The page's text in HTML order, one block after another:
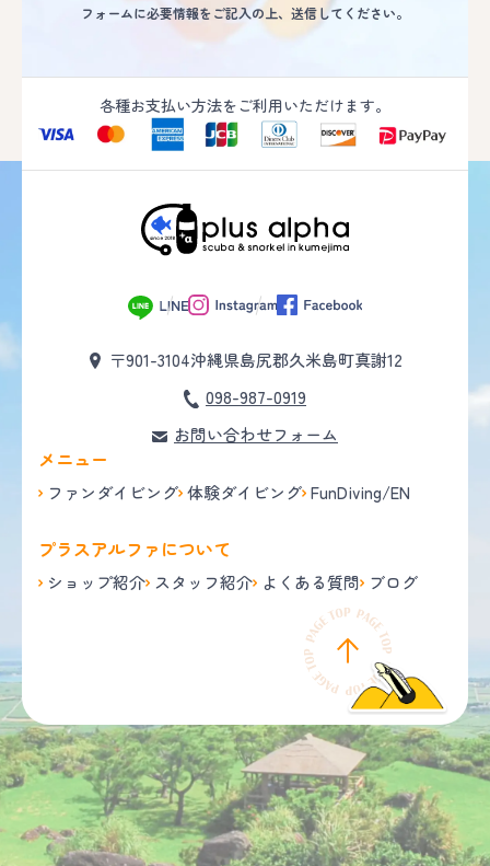
フォームに必要情報をご記入の上、送信してください。
各種お支払い方法をご利用いただけます。
〒901-3104沖縄県島尻郡久米島町真謝12
098-987-0919
お問い合わせフォーム
メニュー
ファンダイビング 体験ダイビング FunDiving/EN
プラスアルファについて
ショップ紹介 スタッフ紹介 よくある質問 ブログ